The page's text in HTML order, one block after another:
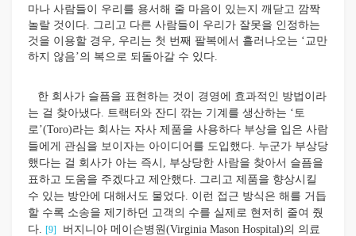
마나 사람들이 우리를 용서해 줄 마음이 있는지 깨닫고 깜짝
놀랄 것이다. 그리고 다른 사람들이 우리가 잘못을 인정하는
것을 이용할 경우, 우리는 첫 번째 팔복에서 흘러나오는 ‘교만
하지 않음’의 복으로 되돌아갈 수 있다.
한 회사가 슬픔을 표현하는 것이 경영에 효과적인 방법이라
는 걸 찾아냈다. 트랙터와 잔디 깎는 기계를 생산하는 ‘토
로’(Toro)라는 회사는 자사 제품을 사용하다 부상을 입은 사람
들에게 관심을 보이자는 아이디어를 도입했다. 누군가 부상당
했다는 걸 회사가 아는 즉시, 부상당한 사람을 찾아서 슬픔을
표하고 도움을 주겠다고 제안했다. 그리고 제품을 향상시킬
수 있는 방안에 대해서도 물었다. 이런 접근 방식은 해를 거듭
할 수록 소송을 제기하던 고객의 수를 실제로 현저히 줄여 줬
다. [9]
버지니아 메이슨병원(Virginia Mason Hospital)의 의료